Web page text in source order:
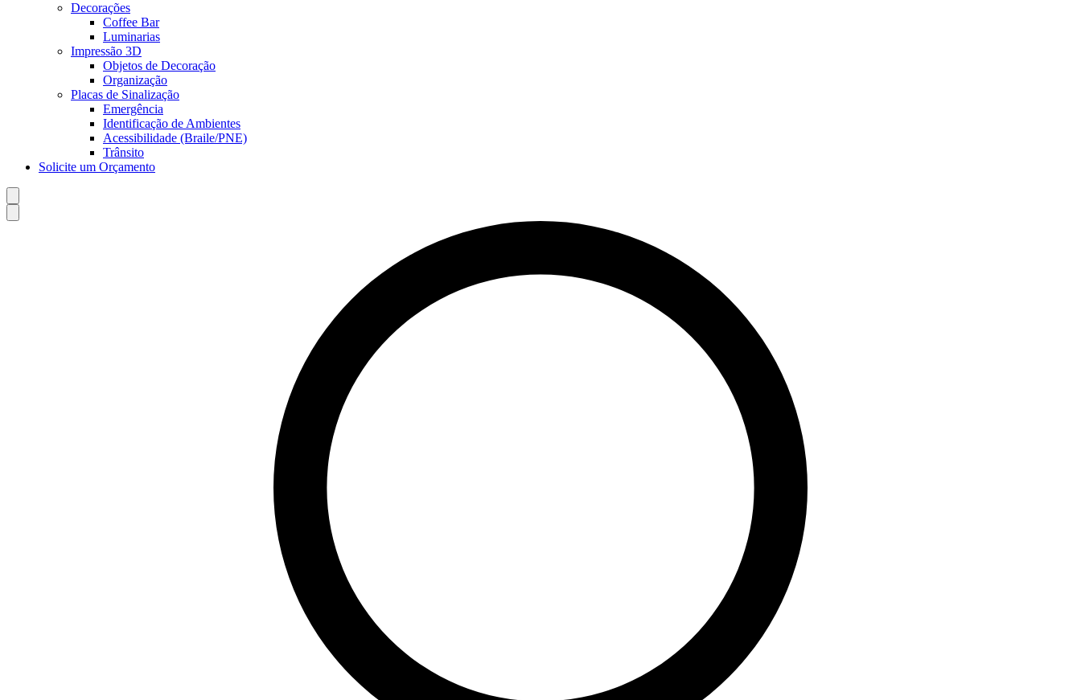
Decorações
Coffee Bar
Luminarias
Impressão 3D
Objetos de Decoração
Organização
Placas de Sinalização
Emergência
Identificação de Ambientes
Acessibilidade (Braile/PNE)
Trânsito
Solicite um Orçamento